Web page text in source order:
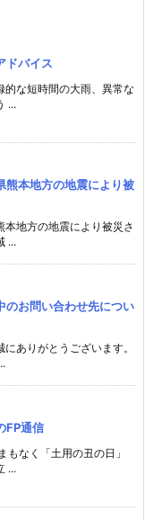
ドバイス
的な短時間の大雨、異常な
...
本地方の地震により被
地方の地震により被災さ
...
のお問い合わせ先につい
ありがとうございます。
のFP通信
もなく「土用の丑の日」
...